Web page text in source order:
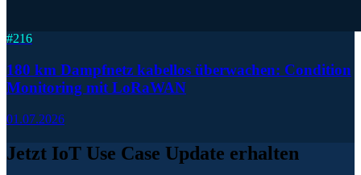
#216
180 km Dampfnetz kabellos überwachen: Condition
Monitoring mit LoRaWAN
01.07.2026
Jetzt IoT Use Case Update erhalten